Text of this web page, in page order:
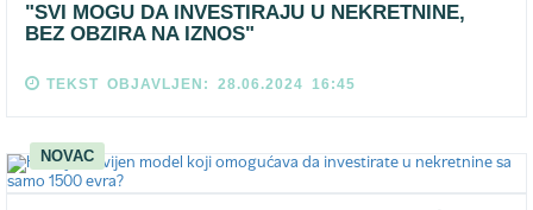
"SVI MOGU DA INVESTIRAJU U NEKRETNINE,
BEZ OBZIRA NA IZNOS"
TEKST OBJAVLJEN: 28.06.2024 16:45
NOVAC